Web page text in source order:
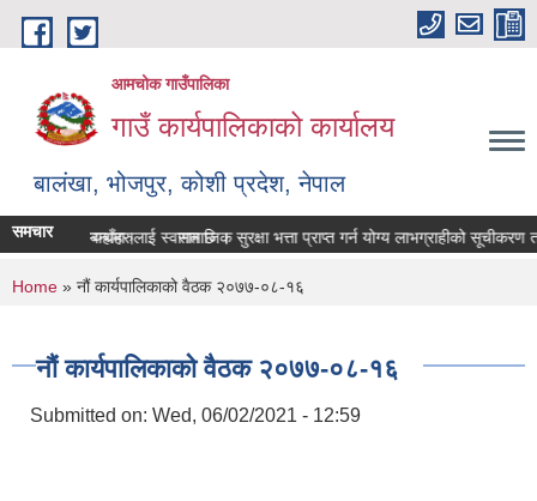
Skip to main content
आमचोक गाउँपालिका
गाउँ कार्यपालिकाको कार्यालय
बालंखा, भोजपुर, कोशी प्रदेश, नेपाल
मा यहाँहरुलाई स्वागत छ ।
समचार
पेश गर्ने सम्बन्धमा। सामाजिक सुरक्षा भत्ता प्राप्‍त गर्न योग्य लाभग्राहीको सूचीकरण
You are here
Home » नौं कार्यपालिकाको वैठक २०७७-०८-१६
नौं कार्यपालिकाको वैठक २०७७-०८-१६
Submitted on: Wed, 06/02/2021 - 12:59